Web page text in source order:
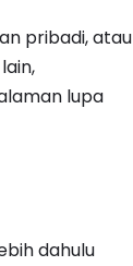
pribadi, atau
lupa
dahulu